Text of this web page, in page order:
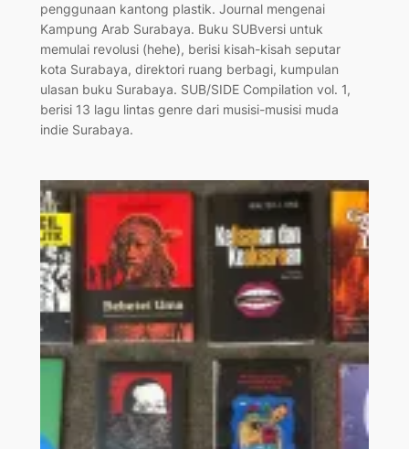
penggunaan kantong plastik. Journal mengenai
Kampung Arab Surabaya. Buku SUBversi untuk
memulai revolusi (hehe), berisi kisah-kisah seputar
kota Surabaya, direktori ruang berbagi, kumpulan
ulasan buku Surabaya. SUB/SIDE Compilation vol. 1,
berisi 13 lagu lintas genre dari musisi-musisi muda
indie Surabaya.